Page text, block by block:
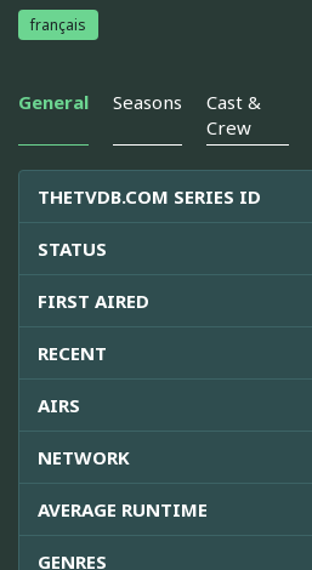
français
General Seasons
Cast &
Crew
THETVDB.COM SERIES ID
STATUS
FIRST AIRED
RECENT
AIRS
NETWORK
AVERAGE RUNTIME
GENRES